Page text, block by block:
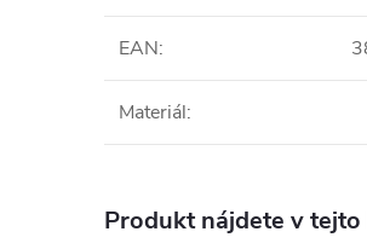
EAN:
Materiál:
Produkt nájdete v